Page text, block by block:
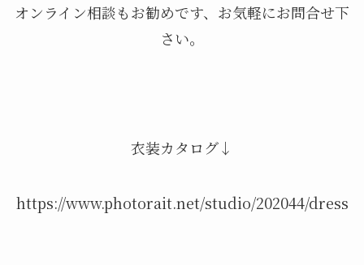
オンライン相談もお勧めです、お気軽にお問合せ下
さい。
衣装カタログ↓
https://www.photorait.net/studio/202044/dress